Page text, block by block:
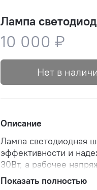
Лампа
10 000 ₽
Нет в
Описание
Лампа светодиодная
эффективности и
30Вт, а рабочее
лампочка шар
в большинство
Показать полностью